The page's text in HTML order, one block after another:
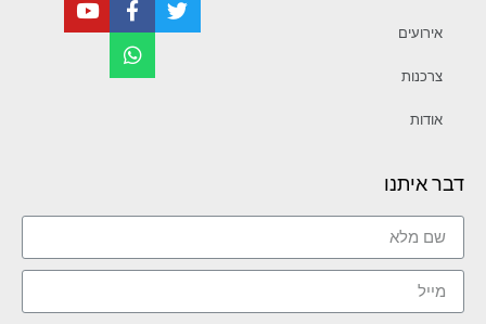
אירועים
צרכנות
אודות
דבר איתנו